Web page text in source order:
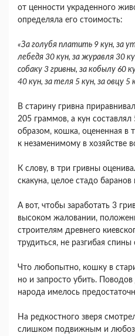
от ценности украденного
определяла его стоимость:
«За голубя платить 9 кун, за
лебедя 30 кун, за журавля 30
собаку 3 гривны, за кобылу 60
40 кун, за теля 5 кун, за овцу 5
В старину гривна
205 граммов, а кун
образом, кошка, оцененная в
к незаменимому в хозяйстве
К слову, в три гривны
скакуна, целое стадо
А вот, чтобы заработать 3
высоком жаловании,
строителям древнего
трудиться, не разгибая
Что любопытно, кошку в
но и запросто убить.
народа имелось
На редкостного зверя
слишком подвижным и